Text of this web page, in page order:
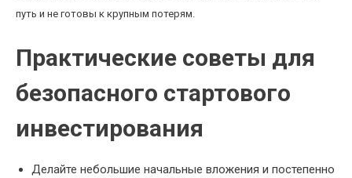
путь и не готовы к крупным потерям.
Практические советы для
безопасного стартового
инвестирования
Делайте небольшие начальные вложения и постепенно